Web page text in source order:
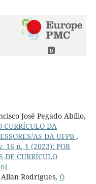
0
José Pegado Abílio,
DA
AS DA UFPB ,
16 n. 1 (2023): POR
DE CURRÍCULO
Rodrigues, O